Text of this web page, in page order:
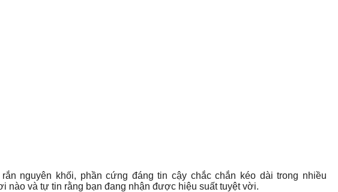
nguyên khối, phần cứng đáng tin cậy chắc chắn kéo dài trong nhiều
nào và tự tin rằng bạn đang nhận được hiệu suất tuyệt vời.